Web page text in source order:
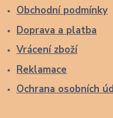
Obchodní podmínky
Doprava a platba
Vrácení zboží
Reklamace
Ochrana osobních